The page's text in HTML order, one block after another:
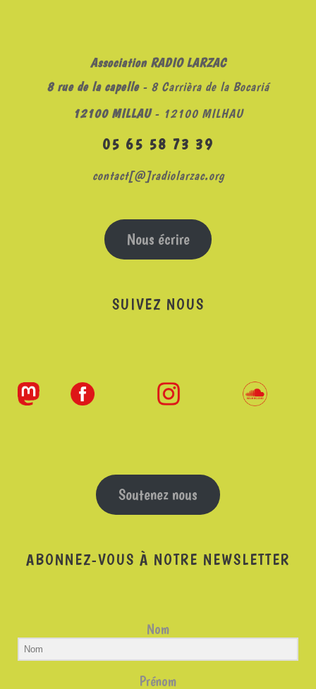
Association RADIO LARZAC
8 rue de la capelle- 8 Carrièra de la Bocariá
12100 MILLAU- 12100 MILHAU
05 65 58 73 39
contact[@]radiolarzac.org
Nous écrire
SUIVEZ NOUS
Soutenez nous
ABONNEZ-VOUS À NOTRE NEWSLETTER
Nom
Prénom